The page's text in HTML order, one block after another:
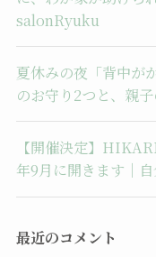
salonRyuku
夏休みの夜「背中が
のお守り2つと、親
【開催決定】
年9月に開きます｜
最近のコメント